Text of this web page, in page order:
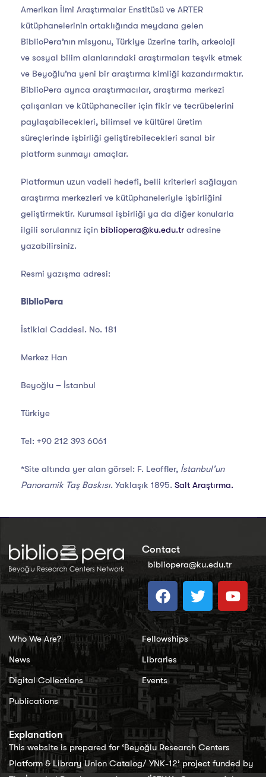
Amerikan İlmî Araştırmalar Enstitüsü ve ARTER
kütüphanelerinin ortaklığında meydana gelen
BiblioPera’nın misyonu, Türkiye üzerine tarih, arkeoloji
ve sosyal bilim alanlarındaki araştırmaları teşvik etmek
ve Beyoğlu’na yeni bir araştırma kimliği kazandırmaktır.
BiblioPera ayrıca araştırmacılar, araştırma merkezi
çalışanları ve kütüphaneciler için fikir ve tecrübelerini
paylaşabilecekleri, bilimsel ve kültürel üretim
süreçlerinde işbirliği geliştirebilecekleri sanal bir
platform sunmayı amaçlar.
Platformun uzun vadeli hedefi, belli kriterleri sağlayan
araştırma merkezleri ve kütüphaneleriyle işbirliğini
geliştirmektir. Kurumsal işbirliği ya da diğer konularla
ilgili sorularınız için bibliopera@ku.edu.tr adresine
yazabilirsiniz.
Resmi yazışma adresi:
BiblioPera
İstiklal Caddesi. No. 181
Merkez Han
Beyoğlu – İstanbul
Türkiye
Tel: +90 212 393 6061
*Site altında yer alan görsel: F. Leoffler, İstanbul’un
Panoramik Taş Baskısı. Yaklaşık 1895. Salt Araştırma.
Contact
bibliopera@ku.edu.tr
Who We Are?
News
Digital Collections
Publications
Fellowships
Libraries
Events
Explanation
This website is prepared for ‘Beyoğlu Research Centers
Platform & Library Union Catalog/ YNK-12’ project funded by